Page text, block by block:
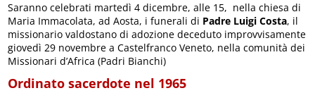
Saranno celebrati martedì 4 dicembre, alle 15, nella chiesa di
Maria Immacolata, ad Aosta, i funerali di Padre Luigi Costa, il
missionario valdostano di adozione deceduto improvvisamente
giovedì 29 novembre a Castelfranco Veneto, nella comunità dei
Missionari d’Africa (Padri Bianchi)
Ordinato sacerdote nel 1965